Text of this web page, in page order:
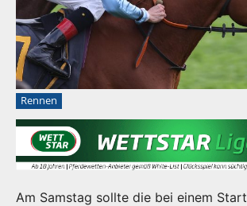
Rennen
Am Samstag sollte die bei einem Start